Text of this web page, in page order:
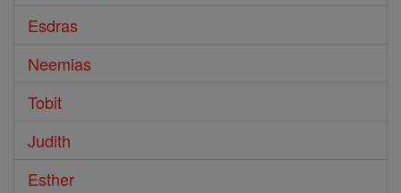
Esdras
Neemias
Tobit
Judith
Esther